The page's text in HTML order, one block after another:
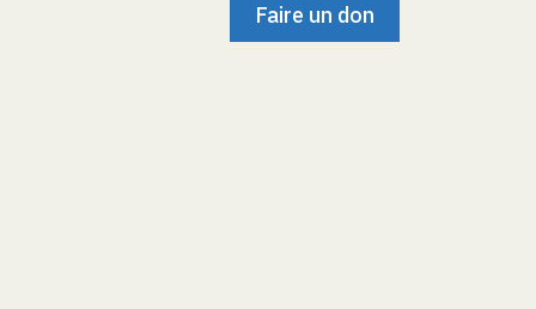
Faire un don